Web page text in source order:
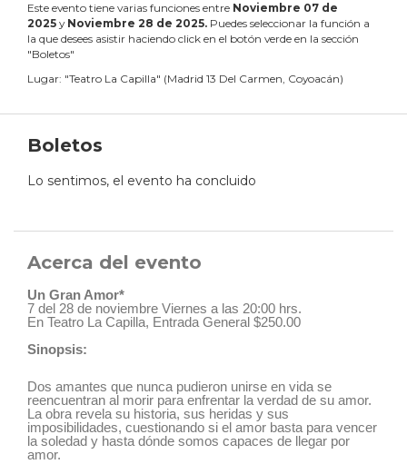
Este evento tiene varias funciones entre Noviembre 07 de
2025 y Noviembre 28 de 2025. Puedes seleccionar la función a
la que desees asistir haciendo click en el botón verde en la sección
"Boletos"
Lugar: "Teatro La Capilla" (Madrid 13 Del Carmen, Coyoacán)
Boletos
Lo sentimos, el evento ha concluido
Acerca del evento
Un Gran Amor*
7 del 28 de noviembre Viernes a las 20:00 hrs.
En Teatro La Capilla, Entrada General $250.00
Sinopsis:
Dos amantes que nunca pudieron unirse en vida se
reencuentran al morir para enfrentar la verdad de su amor.
La obra revela su historia, sus heridas y sus
imposibilidades, cuestionando si el amor basta para vencer
la soledad y hasta dónde somos capaces de llegar por
amor.